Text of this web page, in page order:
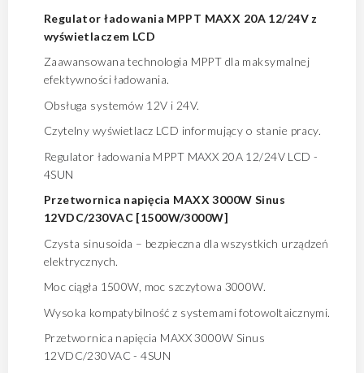
Regulator ładowania MPPT MAXX 20A 12/24V z
wyświetlaczem LCD
Zaawansowana technologia MPPT dla maksymalnej
efektywności ładowania.
Obsługa systemów 12V i 24V.
Czytelny wyświetlacz LCD informujący o stanie pracy.
Regulator ładowania MPPT MAXX 20A 12/24V LCD -
4SUN
Przetwornica napięcia MAXX 3000W Sinus
12VDC/230VAC [1500W/3000W]
Czysta sinusoida – bezpieczna dla wszystkich urządzeń
elektrycznych.
Moc ciągła 1500W, moc szczytowa 3000W.
Wysoka kompatybilność z systemami fotowoltaicznymi.
Przetwornica napięcia MAXX 3000W Sinus
12VDC/230VAC - 4SUN